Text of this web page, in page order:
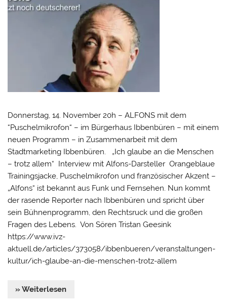
Donnerstag, 14. November 20h – ALFONS mit dem
“Puschelmikrofon“ – im Bürgerhaus Ibbenbüren – mit einem
neuen Programm – in Zusammenarbeit mit dem
Stadtmarketing Ibbenbüren. „Ich glaube an die Menschen
– trotz allem“ Interview mit Alfons-Darsteller Orangeblaue
Trainingsjacke, Puschelmikrofon und französischer Akzent –
„Alfons“ ist bekannt aus Funk und Fernsehen. Nun kommt
der rasende Reporter nach Ibbenbüren und spricht über
sein Bühnenprogramm, den Rechtsruck und die großen
Fragen des Lebens. Von Sören Tristan Geesink
https://www.ivz-
aktuell.de/articles/373058/ibbenbueren/veranstaltungen-
kultur/ich-glaube-an-die-menschen-trotz-allem
» Weiterlesen